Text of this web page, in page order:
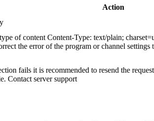
Action
of content Content-Type: text/plain;
the error of the program or channel
fails it is recommended to resend the
Contact server support